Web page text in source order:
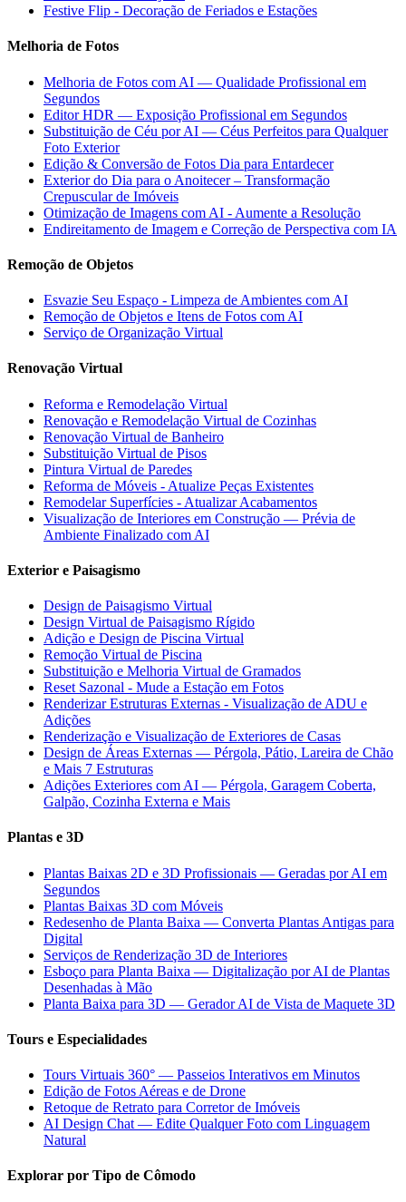
Festive Flip - Decoração de Feriados e Estações
Melhoria de Fotos
Melhoria de Fotos com AI — Qualidade Profissional em
Segundos
Editor HDR — Exposição Profissional em Segundos
Substituição de Céu por AI — Céus Perfeitos para Qualquer
Foto Exterior
Edição & Conversão de Fotos Dia para Entardecer
Exterior do Dia para o Anoitecer – Transformação
Crepuscular de Imóveis
Otimização de Imagens com AI - Aumente a Resolução
Endireitamento de Imagem e Correção de Perspectiva com IA
Remoção de Objetos
Esvazie Seu Espaço - Limpeza de Ambientes com AI
Remoção de Objetos e Itens de Fotos com AI
Serviço de Organização Virtual
Renovação Virtual
Reforma e Remodelação Virtual
Renovação e Remodelação Virtual de Cozinhas
Renovação Virtual de Banheiro
Substituição Virtual de Pisos
Pintura Virtual de Paredes
Reforma de Móveis - Atualize Peças Existentes
Remodelar Superfícies - Atualizar Acabamentos
Visualização de Interiores em Construção — Prévia de
Ambiente Finalizado com AI
Exterior e Paisagismo
Design de Paisagismo Virtual
Design Virtual de Paisagismo Rígido
Adição e Design de Piscina Virtual
Remoção Virtual de Piscina
Substituição e Melhoria Virtual de Gramados
Reset Sazonal - Mude a Estação em Fotos
Renderizar Estruturas Externas - Visualização de ADU e
Adições
Renderização e Visualização de Exteriores de Casas
Design de Áreas Externas — Pérgola, Pátio, Lareira de Chão
e Mais 7 Estruturas
Adições Exteriores com AI — Pérgola, Garagem Coberta,
Galpão, Cozinha Externa e Mais
Plantas e 3D
Plantas Baixas 2D e 3D Profissionais — Geradas por AI em
Segundos
Plantas Baixas 3D com Móveis
Redesenho de Planta Baixa — Converta Plantas Antigas para
Digital
Serviços de Renderização 3D de Interiores
Esboço para Planta Baixa — Digitalização por AI de Plantas
Desenhadas à Mão
Planta Baixa para 3D — Gerador AI de Vista de Maquete 3D
Tours e Especialidades
Tours Virtuais 360° — Passeios Interativos em Minutos
Edição de Fotos Aéreas e de Drone
Retoque de Retrato para Corretor de Imóveis
AI Design Chat — Edite Qualquer Foto com Linguagem
Natural
Explorar por Tipo de Cômodo